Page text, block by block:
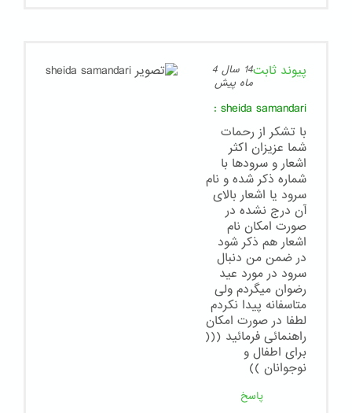
پیوند ثابت
14 سال 4
ماه پیش
sheida samandari
:
با تشکر از رحمات
شما عزیزان اکثر
اشعار و سرودها با
شماره ذکر شده و نام
سرود یا اشعار بالای
آن درج نشده در
صورت امکان نام
اشعار هم ذکر شود
در ضمن من دنبال
سرود در مورد عید
رضوان میگردم ولی
متاسفانه پیدا نکردم
لطفا در صورت امکان
راهنمائی فرمائید (((
برای اطفال و
نوجوانان ))
پاسخ